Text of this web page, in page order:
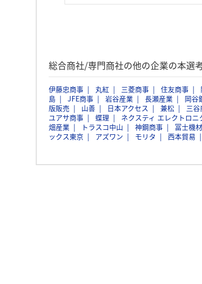
総合商社/専門商社の他の企業の本選
伊藤忠商事 丸紅 三菱商事 住友商事
島
JFE商事 岩谷産業 長瀬産業 岡谷
版販売
山善 日本アクセス 兼松 三
ユアサ商事
蝶理 ネクスティ エレクトロニ
畑産業
トラスコ中山 神鋼商事 冨士機材
ックス東京
アズワン モリタ 西本貿易